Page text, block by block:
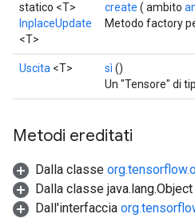
statico <T>
InplaceUpdate
<T>
create ( ambito
Metodo factory
Uscita <T> sì ()
Un "Tensore" di
Metodi ereditati
Dalla classe
Dalla classe java.lang.Object
Dall'interfaccia